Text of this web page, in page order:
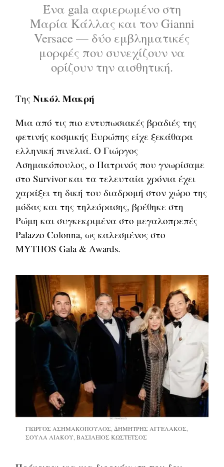
Ένα gala αφιερωμένο στη
Μαρία Κάλλας και τον Gianni
Versace — δύο εμβληματικές
μορφές που συνεχίζουν να
ορίζουν την αισθητική.
ΤηςΝικόλ Μακρή
Μια από τις πιο εντυπωσιακές βραδιές της
φετινής κοσμικής Ευρώπης είχε ξεκάθαρα
ελληνική πινελιά. Ο Γιώργος
Ασημακόπουλος, ο Πατρινός που γνωρίσαμε
στο Survivor και τα τελευταία χρόνια έχει
χαράξει τη δική του διαδρομή στον χώρο της
μόδας και της τηλεόρασης, βρέθηκε στη
Ρώμη και συγκεκριμένα στο μεγαλοπρεπές
Palazzo Colonna, ως καλεσμένος στο
MYTHOS Gala & Awards.
ΓΙΩΡΓΟΣ ΑΣΗΜΑΚΟΠΟΥΛΟΣ, ΔΗΜΗΤΡΗΣ ΑΓΓΕΛΑΚΟΣ,
ΣΟΥΛΑ ΛΙΑΚΟΥ, ΒΑΣΙΛΕΙΟΣ ΚΩΣΤΕΤΣΟΣ